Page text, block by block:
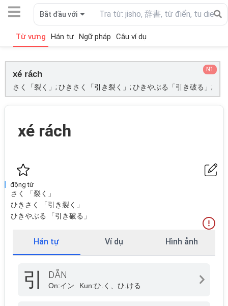
Bắt đầu với
Từ vựng Hán tự Ngữ pháp Câu ví dụ
xé rách
さく「裂く」; ひきさく「引き裂く」; ひきやぶる「引き破る」;
N1
xé rách
động từ
さく 「裂く」
ひきさく 「引き裂く」
ひきやぶる 「引き破る」
Hán tự Ví dụ Hình ảnh
引 DẪN
On:イン Kun:ひ.く、ひ.ける